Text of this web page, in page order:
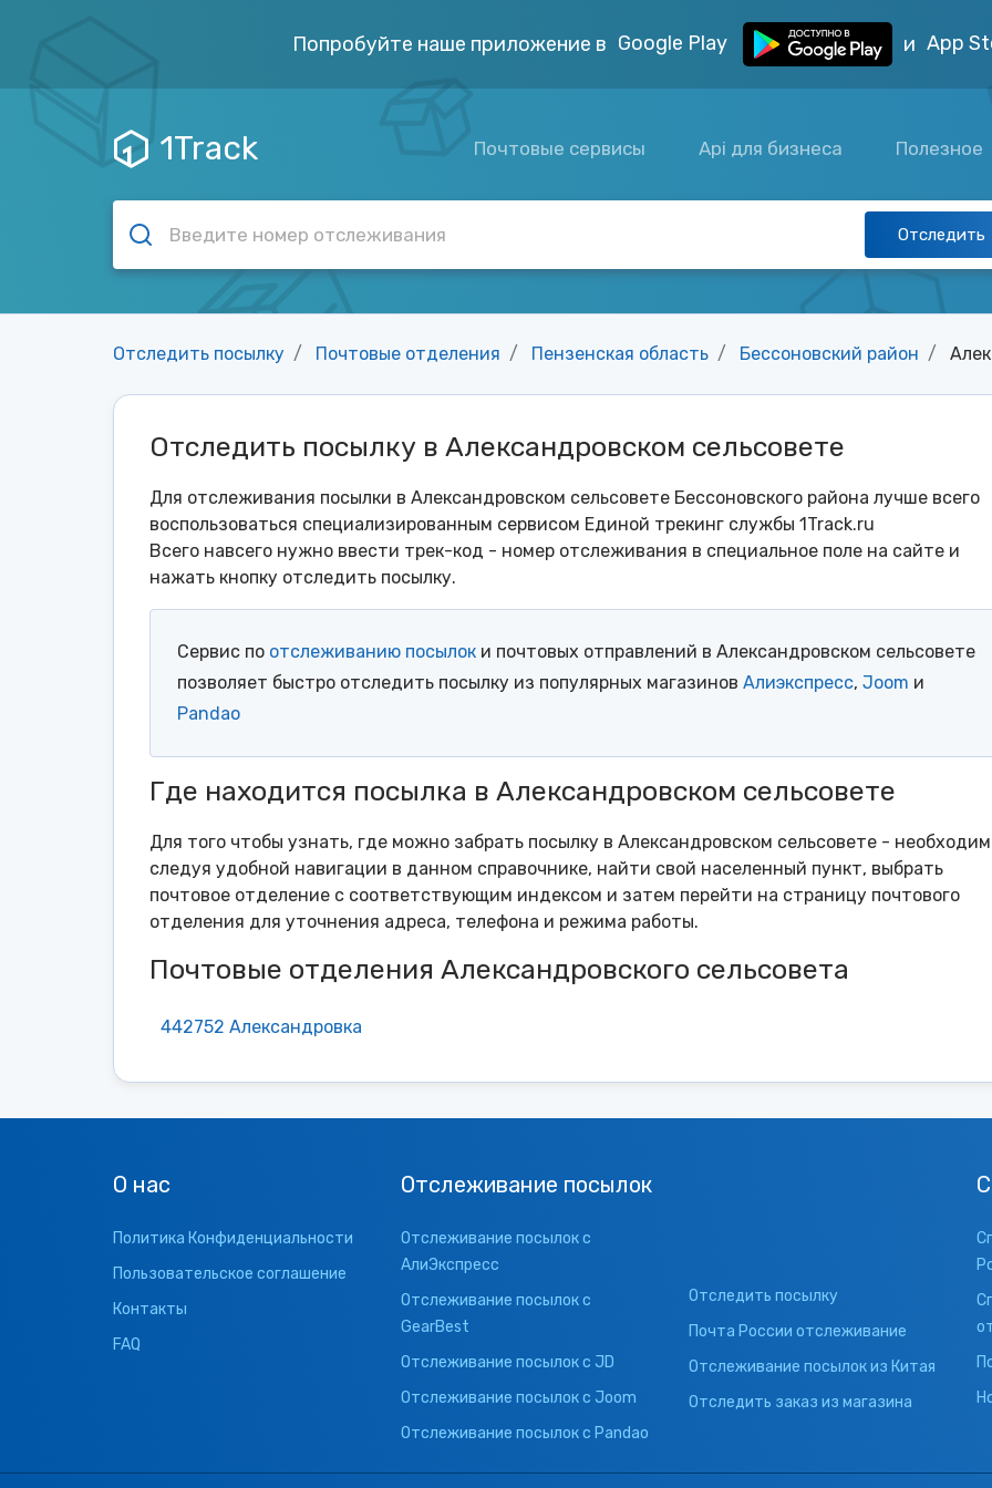
Попробуйте наше приложение в Google Play и App
1Track Почтовые сервисы Api для бизнеса Полезное
Отследить
Отследить посылку Почтовые отделения Пензенская область Бессоновский район
Отследить посылку в Александровском сельсовете
Для отслеживания посылки в Александровском сельсовете Бессоновского района лучше всего
воспользоваться специализированным сервисом Единой трекинг службы 1Track.ru
Всего навсего нужно ввести трек-код - номер отслеживания в специальное поле на сайте и
нажать кнопку отследить посылку.
Сервис по отслеживанию посылок и почтовых отправлений в Александровском сельсовете
позволяет быстро отследить посылку из популярных магазинов Алиэкспресс, Joom и
Pandao
Где находится посылка в Александровском сельсовете
Для того чтобы узнать, где можно забрать посылку в Александровском сельсовете -
следуя удобной навигации в данном справочнике, найти свой населенный пункт, выбрать
почтовое отделение с соответствующим индексом и затем перейти на страницу почтового
отделения для уточнения адреса, телефона и режима работы.
Почтовые отделения Александровского сельсовета
442752 Александровка
О нас
Политика Конфиденциальности
Пользовательское соглашение
Контакты
FAQ
Отслеживание посылок
Отслеживание посылок с
АлиЭкспресс
Отслеживание посылок с
GearBest
Отслеживание посылок с JD
Отслеживание посылок с Joom
Отслеживание посылок с Pandao
Отследить посылку
Почта России отслеживание
Отслеживание посылок из Китая
Отследить заказ из магазина